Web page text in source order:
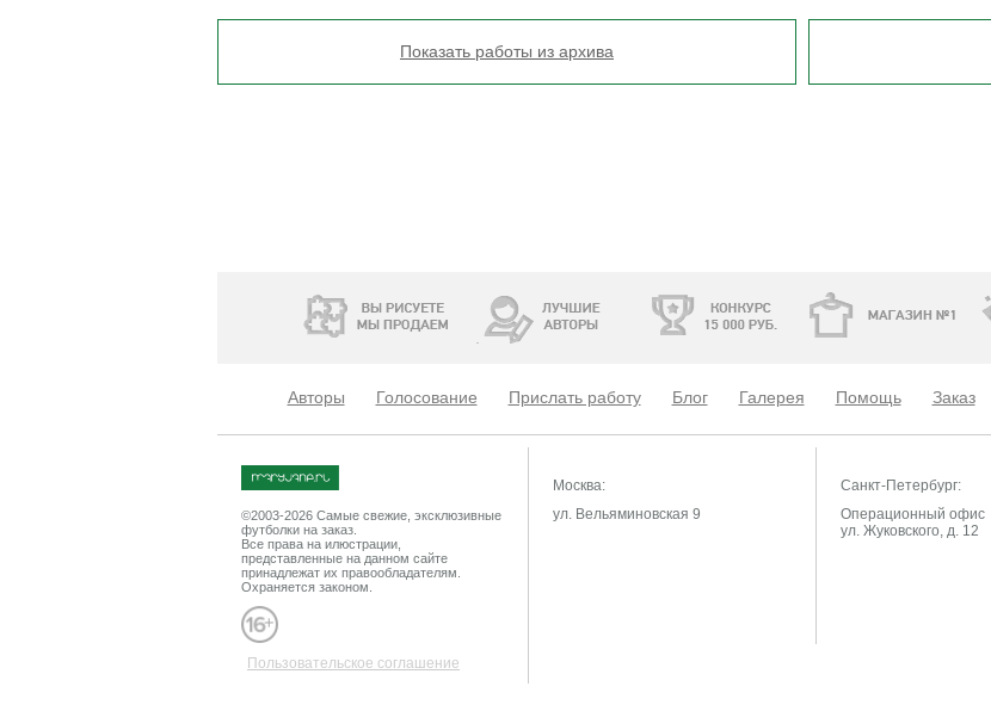
Показать работы из архива
Авторы Голосование Прислать работу Блог Галерея Помощь Заказ
©2003-2026 Cамые свежие, эксклюзивные
футболки на заказ.
Все права на илюстрации,
представленные на данном сайте
принадлежат их правообладателям.
Охраняется законом.
Пользовательское соглашение
Москва:
ул. Вельяминовская 9
Санкт-Петербург:
Операционный офис
ул. Жуковского, д. 12